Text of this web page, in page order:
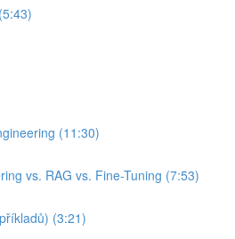
(11:30)
vs. RAG vs. Fine-Tuning (7:53)
(3:21)